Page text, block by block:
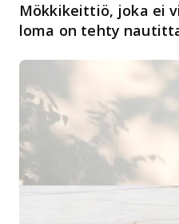
Mökkikeittiö, joka ei
loma on tehty